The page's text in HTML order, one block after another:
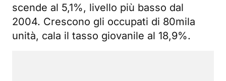
scende al 5,1%, livello più basso dal
2004. Crescono gli occupati di 80mila
unità, cala il tasso giovanile al 18,9%.